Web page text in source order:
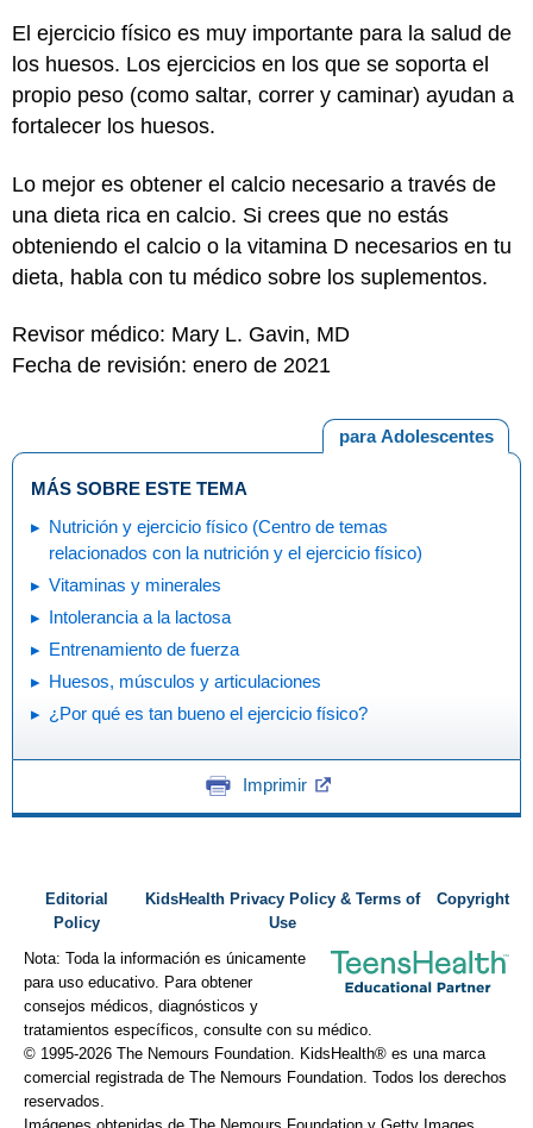
El ejercicio físico es muy importante para la salud de
los huesos. Los ejercicios en los que se soporta el
propio peso (como saltar, correr y caminar) ayudan a
fortalecer los huesos.
Lo mejor es obtener el calcio necesario a través de
una dieta rica en calcio. Si crees que no estás
obteniendo el calcio o la vitamina D necesarios en tu
dieta, habla con tu médico sobre los suplementos.
Revisor médico: Mary L. Gavin, MD
Fecha de revisión: enero de 2021
para Adolescentes
MÁS SOBRE ESTE TEMA
Nutrición y ejercicio físico (Centro de temas
relacionados con la nutrición y el ejercicio físico)
Vitaminas y minerales
Intolerancia a la lactosa
Entrenamiento de fuerza
Huesos, músculos y articulaciones
¿Por qué es tan bueno el ejercicio físico?
Imprimir
Editorial
Policy
KidsHealth Privacy Policy & Terms of
Use
Copyright
Nota: Toda la información es únicamente
para uso educativo. Para obtener
consejos médicos, diagnósticos y
tratamientos específicos, consulte con su médico.
© 1995-2026 The Nemours Foundation. KidsHealth® es una marca
comercial registrada de The Nemours Foundation. Todos los derechos
reservados.